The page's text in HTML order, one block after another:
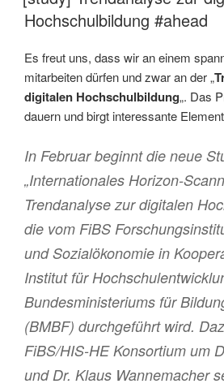
Hochschulbildung #ahead
Es freut uns, dass wir an einem
mitarbeiten dürfen und zwar an der „
digitalen Hochschulbildung„. Das
dauern und birgt interessante
In Februar beginnt die neue
„Internationales Horizon-
Trendanalyse zur digitalen
die vom FiBS
und Sozialökonomie in
Institut für
Bundesministeriums für
(BMBF) durchgeführt wird.
FiBS/HIS-HE Konsortium um
und Dr. Klaus Wannemacher